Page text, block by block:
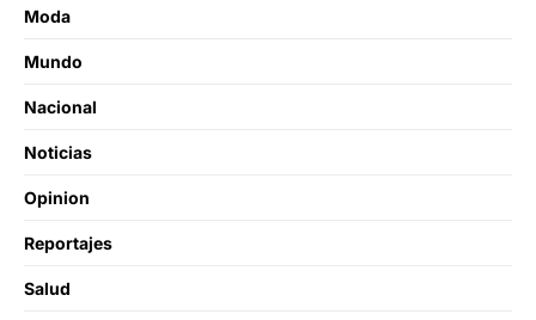
Moda
Mundo
Nacional
Noticias
Opinion
Reportajes
Salud